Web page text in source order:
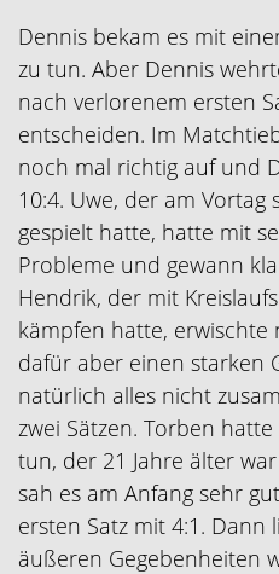
Dennis bekam es mit
zu tun. Aber Dennis
nach verlorenem ersten
entscheiden. Im
noch mal richtig auf und
10:4. Uwe, der am
gespielt hatte, hatte mit
Probleme und gewann
Hendrik, der mit
kämpfen hatte, erwischte
dafür aber einen starken
natürlich alles nicht
zwei Sätzen. Torben
tun, der 21 Jahre älter
sah es am Anfang sehr
ersten Satz mit 4:1. Dann
äußeren Gegebenheiten